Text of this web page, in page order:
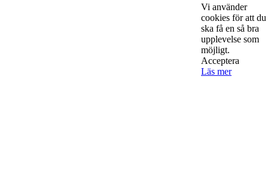
okända, och skriver om ämnen som intresserar och
Vi använder
cookies för att du
ska få en så bra
upplevelse som
möjligt.
Acceptera
Läs mer